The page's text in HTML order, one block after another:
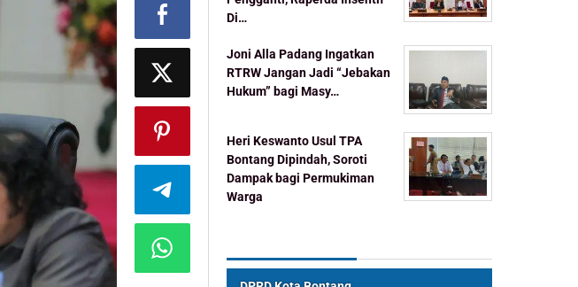
Di…
Joni Alla Padang Ingatkan
RTRW Jangan Jadi “Jebakan
Hukum” bagi Masy…
Heri Keswanto Usul TPA
Bontang Dipindah, Soroti
Dampak bagi Permukiman
Warga